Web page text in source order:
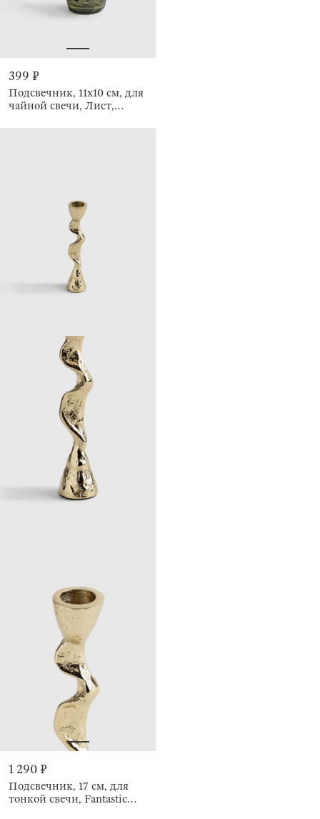
399 ₽
Подсвечник, 11x10 см, для
чайной свечи, Лист,
1 290 ₽
Подсвечник, 17 см, для
тонкой свечи, Fantastic